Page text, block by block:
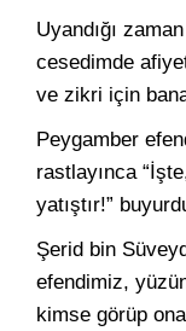
Uyandığı
cesedimde
ve zikri için
Peygamber
rastlayınca
yatıştır!”
Şerid bin
efendimiz,
kimse görüp